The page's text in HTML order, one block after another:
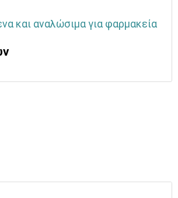
και αναλώσιμα για φαρμακεία